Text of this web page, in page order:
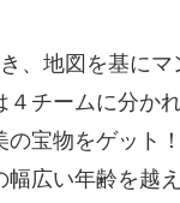
、地図を基にマ
チームに分か
宝物をゲット
広い年齢を越